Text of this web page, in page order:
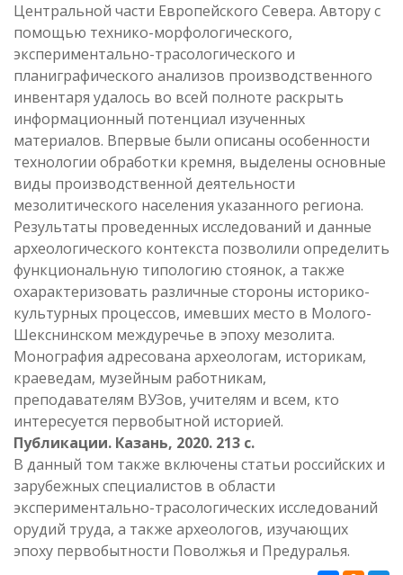
Центральной части Европейского Севера. Автору с
помощью технико-морфологического,
экспериментально-трасологического и
планиграфического анализов производственного
инвентаря удалось во всей полноте раскрыть
информационный потенциал изученных
материалов. Впервые были описаны особенности
технологии обработки кремня, выделены основные
виды производственной деятельности
мезолитического населения указанного региона.
Результаты проведенных исследований и данные
археологического контекста позволили определить
функциональную типологию стоянок, а также
охарактеризовать различные стороны историко-
культурных процессов, имевших место в Молого-
Шекснинском междуречье в эпоху мезолита.
Монография адресована археологам, историкам,
краеведам, музейным работникам,
преподавателям ВУЗов, учителям и всем, кто
интересуется первобытной историей.
Публикации. Казань, 2020. 213 с.
В данный том также включены статьи российских и
зарубежных специалистов в области
экспериментально-трасологических исследований
орудий труда, а также археологов, изучающих
эпоху первобытности Поволжья и Предуралья.